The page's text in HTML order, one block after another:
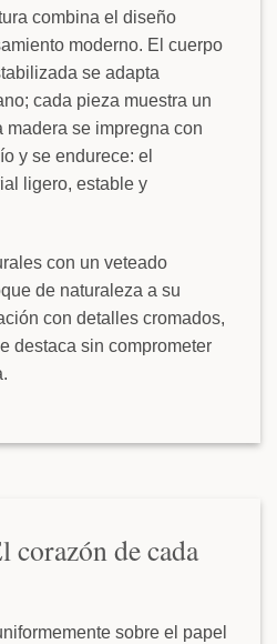
combina el diseño
moderno. El cuerpo
se adapta
cada pieza muestra un
se impregna con
y se endurece: el
ligero, estable y
con un veteado
de naturaleza a su
con detalles cromados,
destaca sin comprometer
de cada
sobre el papel